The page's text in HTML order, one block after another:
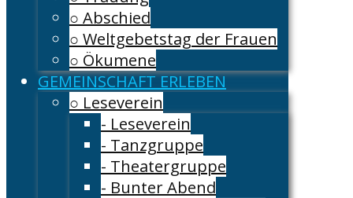
○ Abschied
○ Weltgebetstag der Frauen
○ Ökumene
GEMEINSCHAFT ERLEBEN
○ Leseverein
- Leseverein
- Tanzgruppe
- Theatergruppe
- Bunter Abend